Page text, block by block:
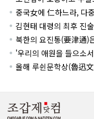
중국女에 仁하느라, 다
김현태 대령의 최후 진
북한의 요진통(要津通)
'우리의 애원을 들으소
올해 루쉰문학상(魯迅